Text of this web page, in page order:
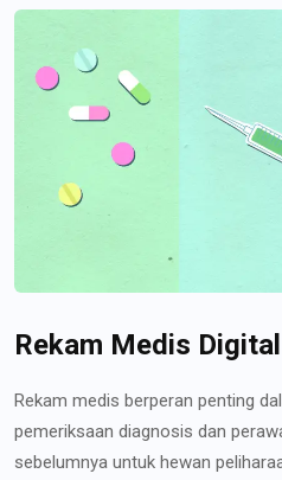
Rekam Medis
Rekam medis berperan penting
pemeriksaan diagnosis dan
sebelumnya untuk hewan